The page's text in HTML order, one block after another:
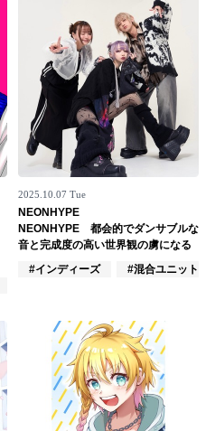
2025.10.07 Tue
NEONHYPE
NEONHYPE 都会的でダンサブルな
音と完成度の高い世界観の虜になる
#インディーズ
#混合ユニット